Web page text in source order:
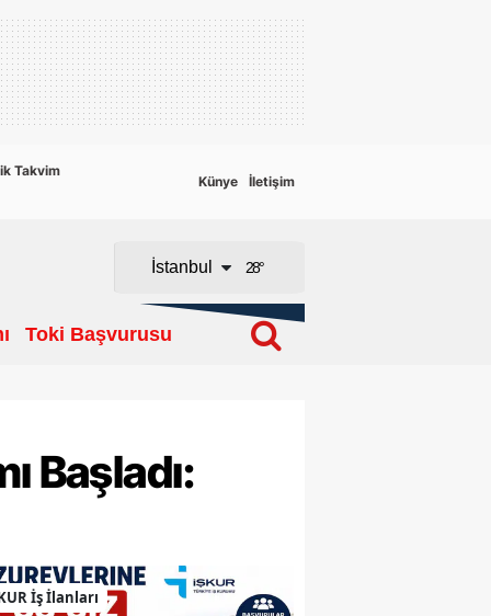
Takvim
Künye İletişim
İstanbul
Adana
Adıyaman
Balıkesir
Bitlis
28°
Toki Başvurusu
Başladı:
İş İlanları